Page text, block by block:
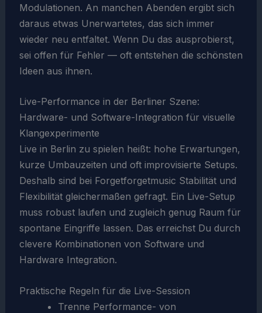
Modulationen. An manchen Abenden ergibt sich
daraus etwas Unerwartetes, das sich immer
wieder neu entfaltet. Wenn Du das ausprobierst,
sei offen für Fehler — oft entstehen die schönsten
Ideen aus ihnen.
Live-Performance in der Berliner Szene:
Hardware- und Software-Integration für visuelle
Klangexperimente
Live in Berlin zu spielen heißt: hohe Erwartungen,
kurze Umbauzeiten und oft improvisierte Setups.
Deshalb sind bei Forgetforgetmusic Stabilität und
Flexibilität gleichermaßen gefragt. Ein Live-Setup
muss robust laufen und zugleich genug Raum für
spontane Eingriffe lassen. Das erreichst Du durch
clevere Kombinationen von Software und
Hardware Integration.
Praktische Regeln für die Live-Session
Trenne Performance- von